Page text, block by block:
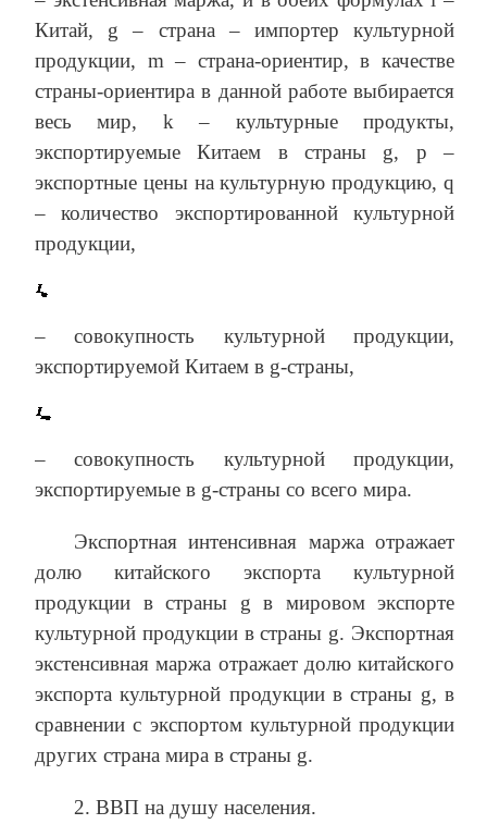
Китай, g – страна – импортер культурной
продукции, m – страна-ориентир, в качестве
страны-ориентира в данной работе выбирается
весь мир, k – культурные продукты,
экспортируемые Китаем в страны g, p –
экспортные цены на культурную продукцию, q
– количество экспортированной культурной
продукции,
– совокупность культурной продукции,
экспортируемой Китаем в g-страны,
– совокупность культурной продукции,
экспортируемые в g-страны со всего мира.
Экспортная интенсивная маржа отражает
долю китайского экспорта культурной
продукции в страны g в мировом экспорте
культурной продукции в страны g. Экспортная
экстенсивная маржа отражает долю китайского
экспорта культурной продукции в страны g, в
сравнении с экспортом культурной продукции
других страна мира в страны g.
2. ВВП на душу населения.